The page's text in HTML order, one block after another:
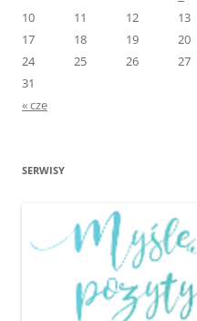
10
11 12 13
17
18 19 20
24
25 26 27
31
« cze
SERWISY